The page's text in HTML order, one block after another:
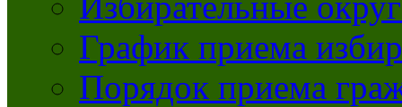
График приема
Порядок приема